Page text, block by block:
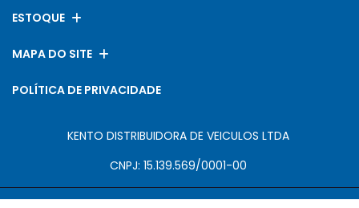
ESTOQUE
MAPA DO SITE
POLÍTICA DE PRIVACIDADE
KENTO DISTRIBUIDORA DE VEICULOS LTDA
CNPJ: 15.139.569/0001-00